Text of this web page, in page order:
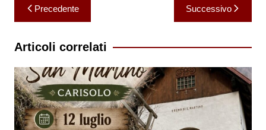
Navigazione
articoli
Precedente Successivo
Articoli correlati